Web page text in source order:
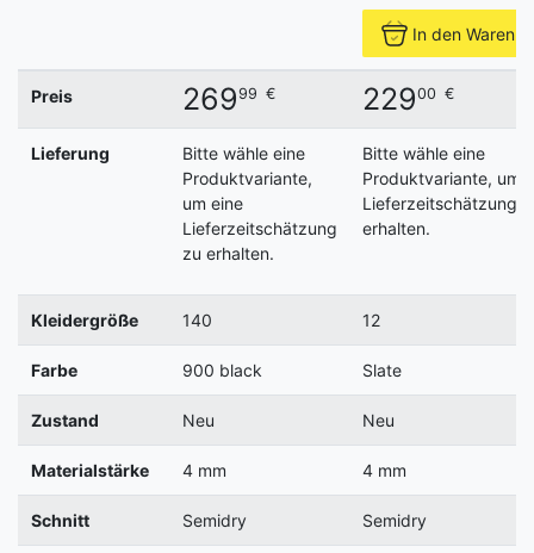
In den
Preis 26999 € 22900 €
Lieferung
Bitte wähle eine
Produktvariante,
um eine
Lieferzeitschätzung
zu erhalten.
Bitte wähle eine
Produktvariante, um
Lieferzeitschätzung
erhalten.
Kleidergröße 140 12
Farbe 900 black Slate
Zustand Neu Neu
Materialstärke 4 mm 4 mm
Schnitt Semidry Semidry